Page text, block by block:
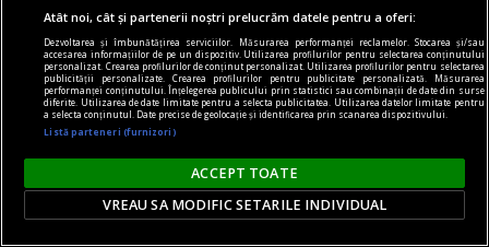
dilemtatograf
Spectacol culinar
Dincolo de ținuta posh, respectabilă și cam
balonată, a filmului, care amenință să îl conducă
într-o zonă pur decorativă, cineastul găsește aici
Atât noi, cât și partenerii noștri prelucrăm datele pentru a oferi:
Dezvoltarea și îmbunătățirea serviciilor. Măsurarea performanței reclamelor. Stocarea și/sau
accesarea informațiilor de pe un dispozitiv. Utilizarea profilurilor pentru selectarea conținutului
personalizat. Crearea profilurilor de conținut personalizat. Utilizarea profilurilor pentru selectarea
publicității personalizate. Crearea profilurilor pentru publicitate personalizată. Măsurarea
performanței conținutului. Înțelegerea publicului prin statistici sau combinații de date din surse
diferite. Utilizarea de date limitate pentru a selecta publicitatea. Utilizarea datelor limitate pentru
a selecta conținutul. Date precise de geolocație și identificarea prin scanarea dispozitivului.
Listă parteneri (furnizori)
ACCEPT TOATE
VREAU SA MODIFIC SETARILE INDIVIDUAL